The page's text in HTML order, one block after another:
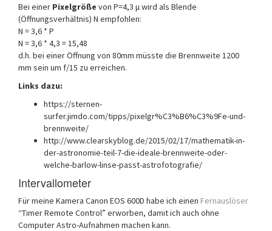
Bei einer Pixelgröße von P=4,3 μ wird als Blende
(Öffnungsverhältnis) N empfohlen:
N = 3,6 * P
N = 3,6 * 4,3 = 15,48
d.h. bei einer Öffnung von 80mm müsste die Brennweite 1200
mm sein um f/15 zu erreichen.
Links dazu:
https://sternen-
surfer.jimdo.com/tipps/pixelgr%C3%B6%C3%9Fe-und-
brennweite/
http://www.clearskyblog.de/2015/02/17/mathematik-in-
der-astronomie-teil-7-die-ideale-brennweite-oder-
welche-barlow-linse-passt-astrofotografie/
Intervallometer
Für meine Kamera Canon EOS 600D habe ich einen Fernauslöser
“Timer Remote Control” erworben, damit ich auch ohne
Computer Astro-Aufnahmen machen kann.